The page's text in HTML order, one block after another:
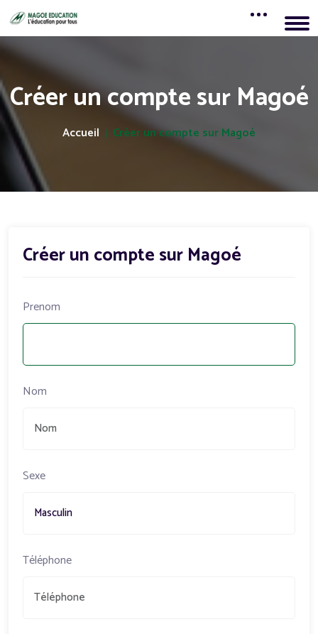
Créer un compte sur Magoé
Accueil Créer un compte sur Magoé
Créer un compte sur Magoé
Prenom
Nom
Sexe
Téléphone